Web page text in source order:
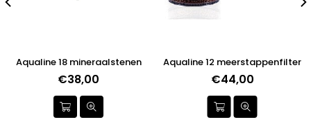
Aqualine 18 mineraalstenen
Normale
prijs
€38,00
Aqualine 12 meerstappenfilter
€44,00